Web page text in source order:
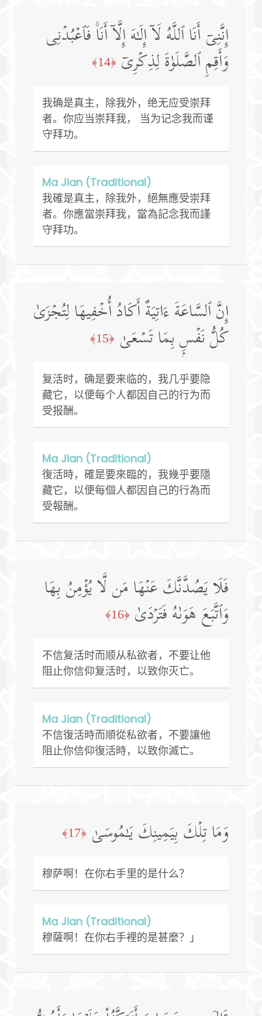
إِنَّنِیۤ أَنَا ٱللَّهُ لَاۤ إِلَـٰهَ إِلَّاۤ أَنَا۠ فَٱعۡبُدۡنِی
وَأَقِمِ ٱلصَّلَوٰةَ لِذِكۡرِیۤ ﴿14﴾
我确是真主，除我外，绝无应受崇拜
者。你应当崇拜我， 当为记念我而谨
守拜功。
Ma Jian (Traditional)
我確是真主，除我外，絕無應受崇拜
者。你應當崇拜我，當為記念我而謹
守拜功。
إِنَّ ٱلسَّاعَةَ ءَاتِیَةٌ أَكَادُ أُخۡفِیهَا لِتُجۡزَىٰ
كُلُّ نَفۡسِۭ بِمَا تَسۡعَىٰ ﴿15﴾
复活时，确是要来临的，我几乎要隐
藏它，以便每个人都因自己的行为而
受报酬。
Ma Jian (Traditional)
復活時，確是要來臨的，我幾乎要隱
藏它，以便每個人都因自己的行為而
受報酬。
فَلَا یَصُدَّنَّكَ عَنۡهَا مَن لَّا یُؤۡمِنُ بِهَا
وَٱتَّبَعَ هَوَىٰهُ فَتَرۡدَىٰ ﴿16﴾
不信复活时而顺从私欲者，不要让他
阻止你信仰复活时，以致你灭亡。
Ma Jian (Traditional)
不信復活時而順從私欲者，不要讓他
阻止你信仰復活時，以致你滅亡。
وَمَا تِلۡكَ بِیَمِینِكَ یَـٰمُوسَىٰ ﴿17﴾
穆萨啊！在你右手里的是什么？
Ma Jian (Traditional)
穆薩啊！在你右手裡的是甚麼？」